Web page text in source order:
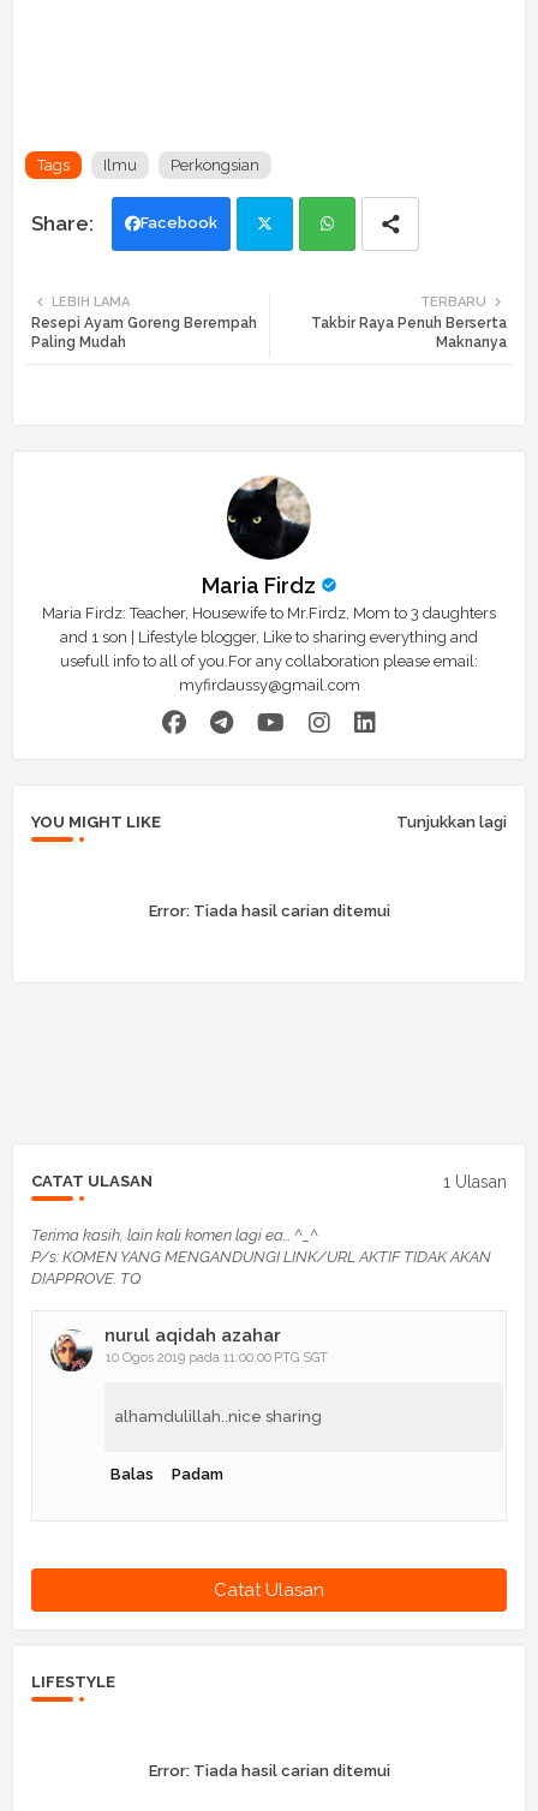
Tags Ilmu Perkongsian
Facebook
tte ats
TERBARU
Takbir Raya Penuh Berserta
Maknanya
LEBIH LAMA
Resepi Ayam Goreng Berempah
Paling Mudah
Maria Firdz
Maria Firdz: Teacher, Housewife to Mr.Firdz, Mom to 3 daughters
and 1 son | Lifestyle blogger, Like to sharing everything and
usefull info to all of you.For any collaboration please email:
myfirdaussy@gmail.com
YOU MIGHT LIKE Tunjukkan lagi
Error:Tiada hasil carian ditemui
CATAT ULASAN 1 Ulasan
Terima kasih, lain kali komen lagi ea... ^_^
P/s: KOMEN YANG MENGANDUNGI LINK/URL AKTIF TIDAK AKAN
DIAPPROVE. TQ
nurul aqidah azahar
10 Ogos 2019 pada 11:00:00 PTG SGT
alhamdulillah..nice sharing
Balas Padam
Catat Ulasan
LIFESTYLE
Error:Tiada hasil carian ditemui